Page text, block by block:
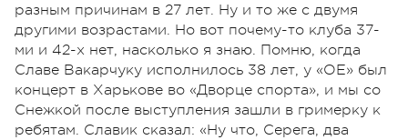
разным причинам в 27 лет. Ну и то же с двумя
другими возрастами. Но вот почему-то клуба 37-
ми и 42-х нет, насколько я знаю. Помню, когда
Славе Вакарчуку исполнилось 38 лет, у «ОЕ» был
концерт в Харькове во «Дворце спорта», и мы со
Снежкой после выступления зашли в гримерку к
ребятам. Славик сказал: «Ну что, Серега, два